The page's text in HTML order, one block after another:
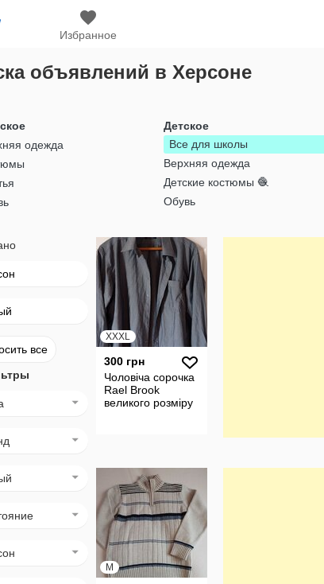
Избранное
объявлений в Херсоне
одежда
Детское
Все для школы
Верхняя одежда
Детские костюмы 🧶
Обувь
все
XXXL
300 грн
Чоловіча сорочка
Rael Brook
великого розміру
M